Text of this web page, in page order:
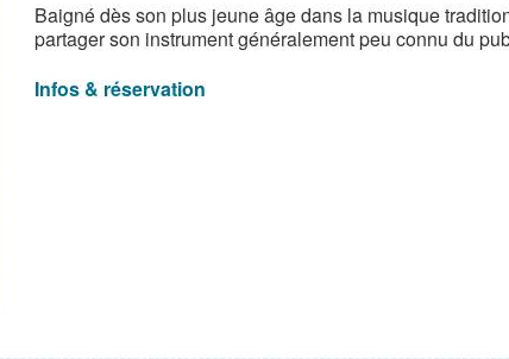
Baigné dès son plus jeune âge dans la musique
partager son instrument généralement peu connu du
Infos & réservation